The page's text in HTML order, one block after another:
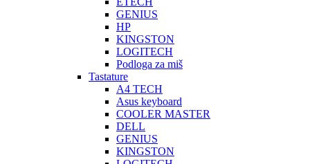
GENIUS
HP
KINGSTON
LOGITECH
Podloga za miš
Tastature
A4 TECH
Asus keyboard
COOLER MASTER
DELL
GENIUS
KINGSTON